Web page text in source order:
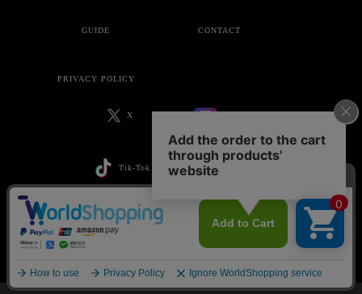
GUIDE CONTACT
PRIVACY POLICY
X
Tik-Tok
Copyright © ankoROCK all rights reserved.